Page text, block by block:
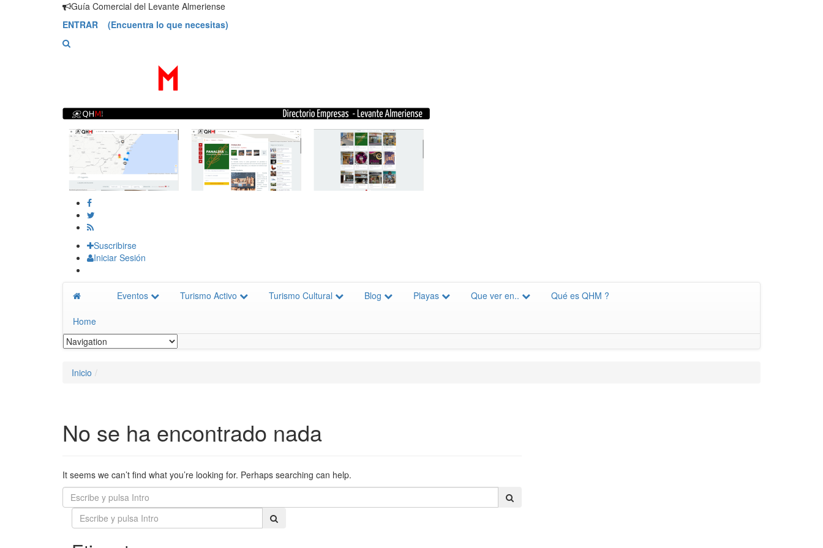
Guía Comercial del Levante Almeriense
ENTRAR (Encuentra lo que necesitas)
Suscribirse
Iniciar Sesión
Home
Eventos Turismo Activo Turismo Cultural Blog Playas Que ver en.. Qué es QHM ?
Inicio
No se ha encontrado nada
It seems we can’t find what you’re looking for. Perhaps searching can help.